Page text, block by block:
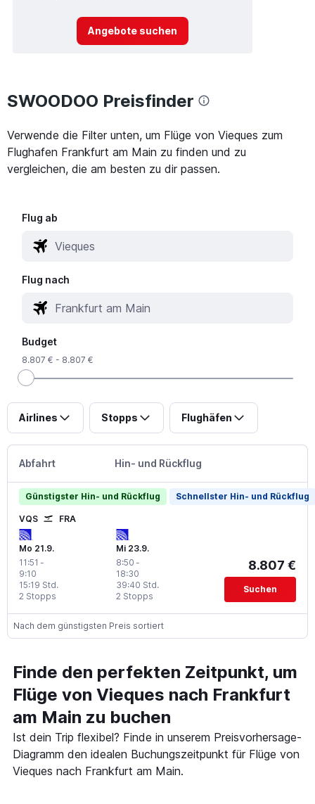
Angebote suchen
SWOODOO Preisfinder
Verwende die Filter unten, um Flüge von Vieques zum
Flughafen Frankfurt am Main zu finden und zu
vergleichen, die am besten zu dir passen.
Flug ab
Flug nach
Budget
8.807 € - 8.807 €
Airlines Stopps Flughäfen
Abfahrt Hin- und Rückflug
Günstigster Hin- und Rückflug Schnellster Hin- und Rückflug
VQS FRA
Mo 21.9.
11:51 -
9:10
2 Stopps
15:19 Std.
Mi 23.9.
8:50 -
18:30
2 Stopps
39:40 Std.
8.807 €
Suchen
Nach dem günstigsten Preis sortiert
Finde den perfekten Zeitpunkt, um
Flüge von Vieques nach Frankfurt
am Main zu buchen
Ist dein Trip flexibel? Finde in unserem Preisvorhersage-
Diagramm den idealen Buchungszeitpunkt für Flüge von
Vieques nach Frankfurt am Main.